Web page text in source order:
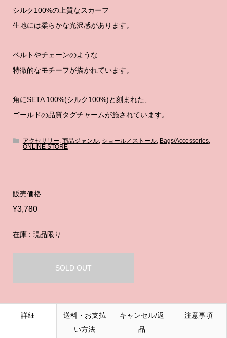
シルク100%の上質なスカーフ
生地には柔らかな光沢感があります。
ベルトやチェーンのような
特徴的なモチーフが描かれています。
角にSETA 100%(シルク100%)と刻まれた、
ゴールドの品質タグチャームが施されています。
アクセサリー 商品ジャンル, ショール／ストール, Bags/Accessories,
ONLINE STORE
販売価格
¥3,780
在庫 : 現品限り
SOLD OUT
詳細
送料・お支払
い方法
キャンセル/返
品
注意事項